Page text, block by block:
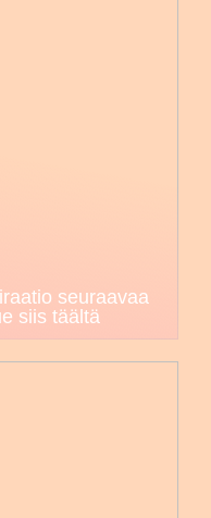
seuraavaa
siis täältä